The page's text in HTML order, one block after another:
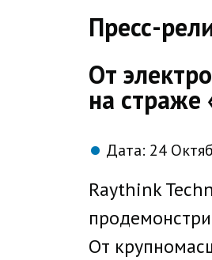
Пресс-
От
на страже
Дата: 24
Raythink
От